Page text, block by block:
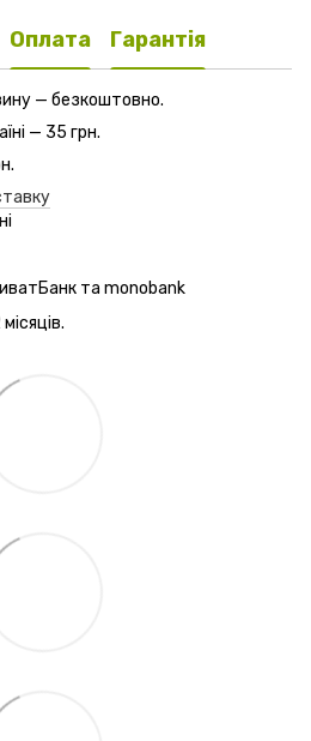
Оплата Гарантія
— безкоштовно.
— 35 грн.
та monobank